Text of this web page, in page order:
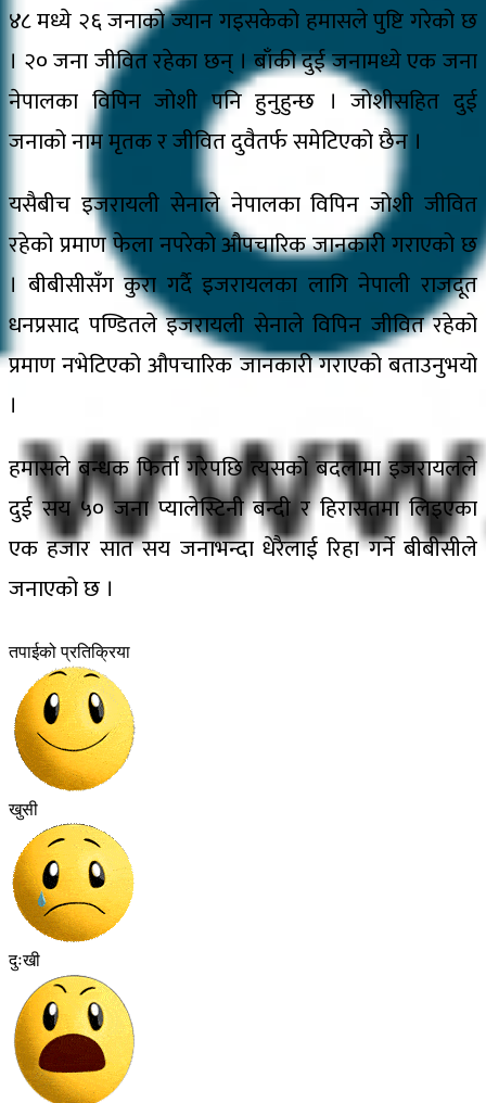
४८ मध्ये २६ जनाको ज्यान गइसकेको हमासले पुष्टि गरेको छ
। २० जना जीवित रहेका छन् । बाँकी दुई जनामध्ये एक जना
नेपालका विपिन जोशी पनि हुनुहुन्छ । जोशीसहित दुई
जनाको नाम मृतक र जीवित दुवैतर्फ समेटिएको छैन ।
यसैबीच इजरायली सेनाले नेपालका विपिन जोशी जीवित
रहेको प्रमाण फेला नपरेको औपचारिक जानकारी गराएको छ
। बीबीसीसँग कुरा गर्दै इजरायलका लागि नेपाली राजदूत
धनप्रसाद पण्डितले इजरायली सेनाले विपिन जीवित रहेको
प्रमाण नभेटिएको औपचारिक जानकारी गराएको बताउनुभयो
।
हमासले बन्धक फिर्ता गरेपछि त्यसको बदलामा इजरायलले
दुई सय ५० जना प्यालेस्टिनी बन्दी र हिरासतमा लिइएका
एक हजार सात सय जनाभन्दा धेरैलाई रिहा गर्ने बीबीसीले
जनाएको छ ।
तपाईको प्रतिक्रिया
खुसी
दुःखी